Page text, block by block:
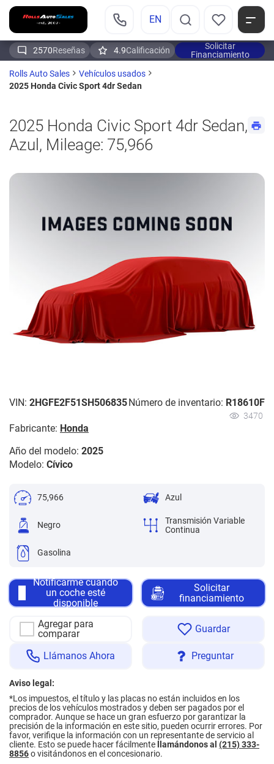
EN
2570Reseñas 4.9Calificación
Solicitar
Financiamiento
Rolls Auto Sales
Vehículos usados
2025 Honda Civic Sport 4dr Sedan
2025 Honda Civic Sport 4dr Sedan,
Azul, Mileage: 75,966
VIN: 2HGFE2F51SH506835Número de inventario: R18610F
3470
Fabricante: Honda
Año del modelo: 2025
Modelo: Cívico
75,966 Azul
Negro
Transmisión Variable
Continua
Gasolina
Notificarme cuando
un coche esté
disponible
Solicitar
financiamiento
Agregar para
comparar
Guardar
Llámanos Ahora Preguntar
Aviso legal:
*Los impuestos, el título y las placas no están incluidos en los
precios de los vehículos mostrados y deben ser pagados por el
comprador. Aunque se hace un gran esfuerzo por garantizar la
precisión de la información en este sitio, pueden ocurrir errores. Por
favor, verifique la información con un representante de servicio al
cliente. Esto se puede hacer fácilmente
llamándonos al (215) 333-
8856o visitándonos en el concesionario.